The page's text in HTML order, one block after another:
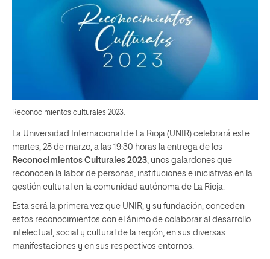
Reconocimientos culturales 2023.
La Universidad Internacional de La Rioja (UNIR) celebrará este
martes, 28 de marzo, a las 19:30 horas la entrega de los
Reconocimientos Culturales 2023 , unos galardones que
reconocen la labor de personas, instituciones e iniciativas en la
gestión cultural en la comunidad autónoma de La Rioja.
Esta será la primera vez que UNIR, y su fundación, conceden
estos reconocimientos con el ánimo de colaborar al desarrollo
intelectual, social y cultural de la región, en sus diversas
manifestaciones y en sus respectivos entornos.